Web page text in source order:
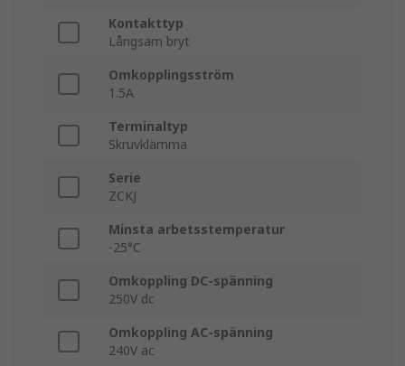
Kontakttyp
Långsam bryt
Omkopplingsström
1.5A
Terminaltyp
Skruvklämma
Serie
ZCKJ
Minsta arbetsstemperatur
-25°C
Omkoppling DC-spänning
250V dc
Omkoppling AC-spänning
240V ac